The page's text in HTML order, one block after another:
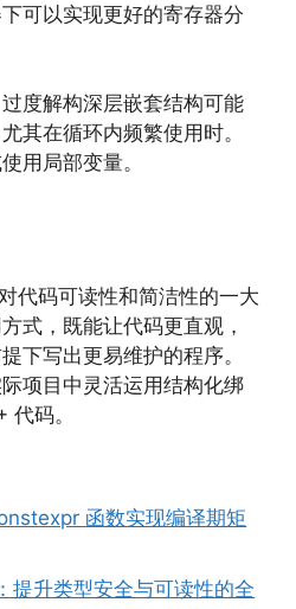
可以实现更好的寄存器分
度解构深层嵌套结构可能
其在循环内频繁使用时。
用局部变量。
代码可读性和简洁性的一大
式，既能让代码更直观，
下写出更易维护的程序。
项目中灵活运用结构化绑
码。
函数实现编译期矩
提升类型安全与可读性的全